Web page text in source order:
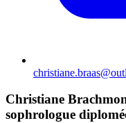
Christiane
sophrologue